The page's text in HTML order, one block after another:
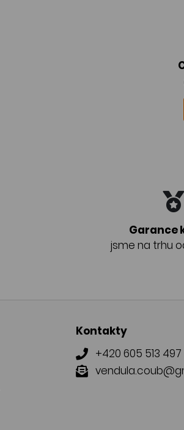
Garance
jsme na trhu
Kontakty
+420 605 513 497